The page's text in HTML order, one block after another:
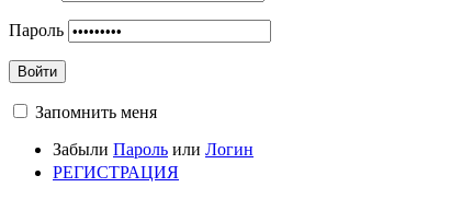
Пароль
Войти
Запомнить меня
Забыли Пароль или Логин
РЕГИСТРАЦИЯ